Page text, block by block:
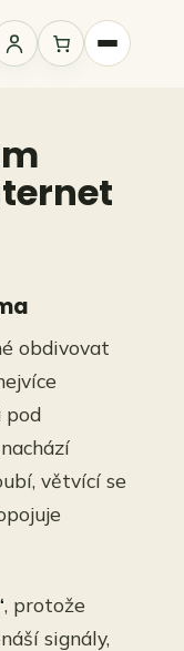
Přihlášení
obdivovat
pod
větvící se
, protože
signály,